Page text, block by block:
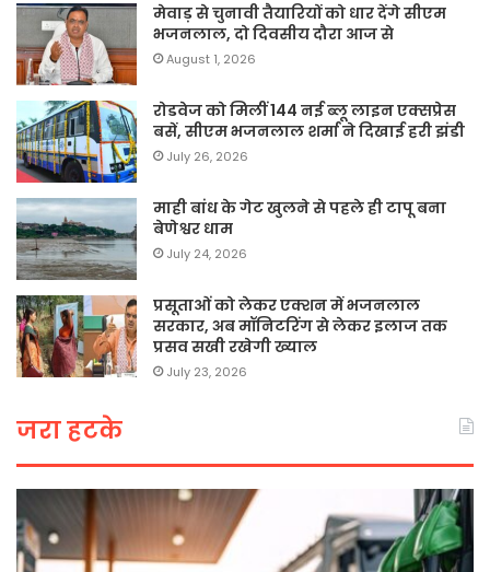
मेवाड़ से चुनावी तैयारियों को धार देंगे सीएम
भजनलाल, दो दिवसीय दौरा आज से
August 1, 2026
रोडवेज को मिलीं 144 नई ब्लू लाइन एक्सप्रेस
बसें, सीएम भजनलाल शर्मा ने दिखाई हरी झंडी
July 26, 2026
माही बांध के गेट खुलने से पहले ही टापू बना
बेणेश्वर धाम
July 24, 2026
प्रसूताओं को लेकर एक्शन में भजनलाल
सरकार, अब मॉनिटरिंग से लेकर इलाज तक
प्रसव सखी रखेगी ख्याल
July 23, 2026
जरा हटके